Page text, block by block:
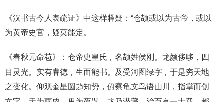
《汉书古今人表疏证》中这样释疑：“仓颉或以为古帝，或以
为黄帝史官，疑莫能定。
《春秋元命苞》：仓帝史皇氏，名颉姓侯刚。龙颜侈哆，四
目灵光。实有睿德，生而能书。及受河图绿字，于是穷天地
之变化。仰观奎星圆趋知势，俯察龟文鸟语山川，指掌而创